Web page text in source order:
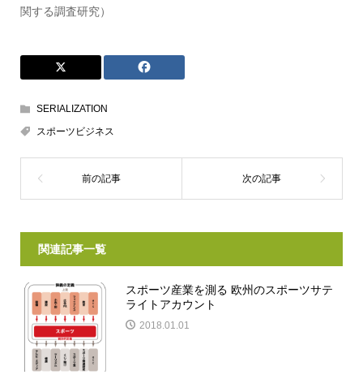
関する調査研究）
SERIALIZATION
スポーツビジネス
関連記事一覧
スポーツ産業を測る 欧州のスポーツサテ
ライトアカウント
2018.01.01